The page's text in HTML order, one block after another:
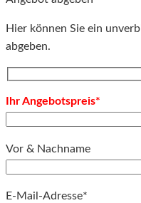
Hier können Sie ein
abgeben.
Ihr Angebotspreis*
Vor & Nachname
E-Mail-Adresse*